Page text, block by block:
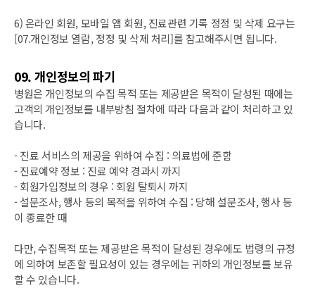
6) 온라인 회원, 모바일 앱 회원, 진료관련 기록 정정 및 삭제 요구는
[07.개인정보 열람, 정정 및 삭제 처리]를 참고해주시면 됩니다.
09. 개인정보의 파기
병원은 개인정보의 수집 목적 또는 제공받은 목적이 달성된 때에는
고객의 개인정보를 내부방침 절차에 따라 다음과 같이 처리하고 있
습니다.
- 진료 서비스의 제공을 위하여 수집 : 의료법에 준함
- 진료예약 정보 : 진료 예약 경과시 까지
- 회원가입정보의 경우 : 회원 탈퇴시 까지
- 설문조사, 행사 등의 목적을 위하여 수집 : 당해 설문조사, 행사 등
이 종료한 때
다만, 수집목적 또는 제공받은 목적이 달성된 경우에도 법령의 규정
에 의하여 보존할 필요성이 있는 경우에는 귀하의 개인정보를 보유
할 수 있습니다.